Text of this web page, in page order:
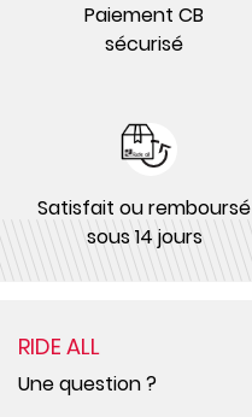
Paiement CB
sécurisé
Satisfait ou remboursé
sous 14 jours
RIDE ALL
Une question ?